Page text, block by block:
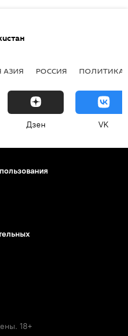
АЗИЯ РОССИЯ ПОЛИТИКА
Дзен VK
18+